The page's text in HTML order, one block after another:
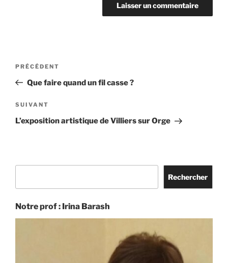
Navigation
l’article
Article
précédent
PRÉCÉDENT
Que faire quand un fil casse ?
Article
suivant
SUIVANT
L’exposition artistique de Villiers sur Orge
Rechercher
Notre prof : Irina Barash